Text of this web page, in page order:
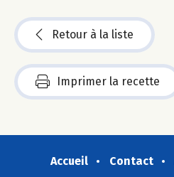
Retour à la liste
Imprimer la recette
Accueil Contact